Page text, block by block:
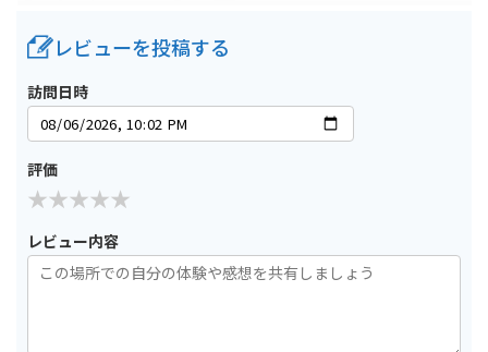
レビューを投稿する
訪問日時
評価
レビュー内容